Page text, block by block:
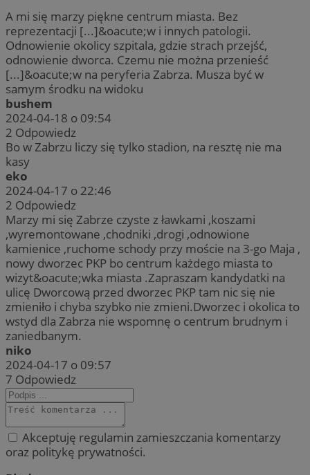
A mi się marzy piękne centrum miasta. Bez
reprezentacji [...]&oacute;w i innych patologii.
Odnowienie okolicy szpitala, gdzie strach przejść,
odnowienie dworca. Czemu nie można przenieść
[...]&oacute;w na peryferia Zabrza. Musza być w
samym środku na widoku
bushem
2024-04-18 o 09:54
2 Odpowiedz
Bo w Zabrzu liczy się tylko stadion, na resztę nie ma
kasy
eko
2024-04-17 o 22:46
2 Odpowiedz
Marzy mi się Zabrze czyste z ławkami ,koszami
,wyremontowane ,chodniki ,drogi ,odnowione
kamienice ,ruchome schody przy moście na 3-go Maja ,
nowy dworzec PKP bo centrum każdego miasta to
wizyt&oacute;wka miasta .Zapraszam kandydatki na
ulicę Dworcową przed dworzec PKP tam nic się nie
zmieniło i chyba szybko nie zmieni.Dworzec i okolica to
wstyd dla Zabrza nie wspomnę o centrum brudnym i
zaniedbanym.
niko
2024-04-17 o 09:57
7 Odpowiedz
Akceptuję regulamin zamieszczania komentarzy
oraz politykę prywatności.